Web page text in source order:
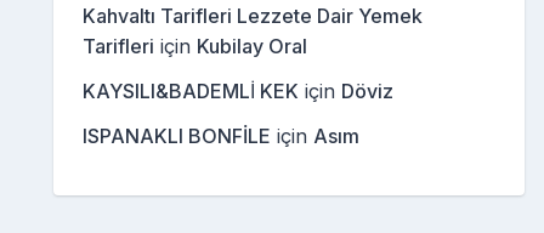
Kahvaltı Tarifleri Lezzete Dair Yemek
Tarifleri için Kubilay Oral
KAYSILI&BADEMLİ KEK için Döviz
ISPANAKLI BONFİLE için Asım